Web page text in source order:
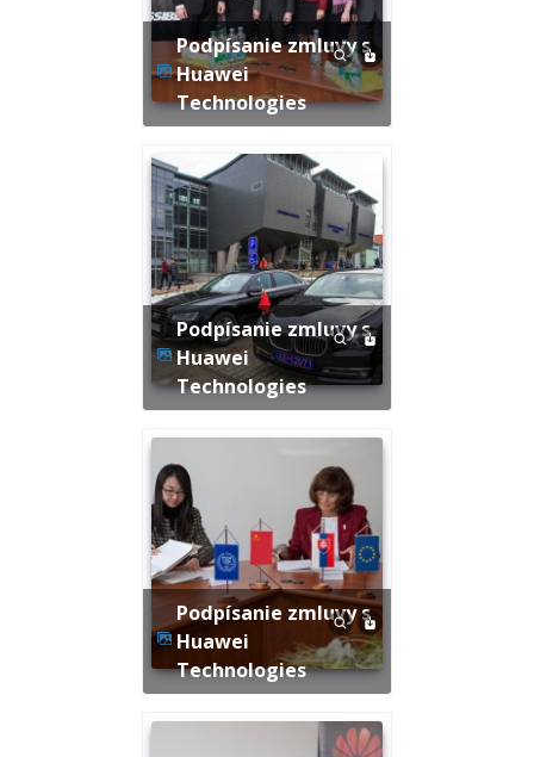
Podpísanie zmluvy s
Huawei
Technologies
Podpísanie zmluvy s
Huawei
Technologies
Podpísanie zmluvy s
Huawei
Technologies